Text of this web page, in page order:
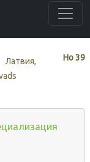
Нo39
Латвия,